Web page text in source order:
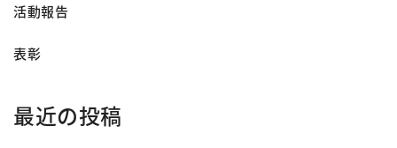
活動報告
表彰
最近の投稿